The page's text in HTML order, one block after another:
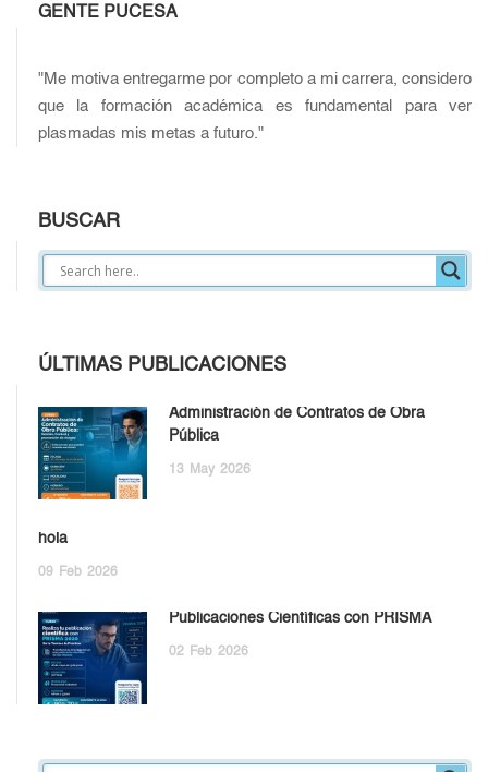
GENTE PUCESA
"Me motiva entregarme por completo a mi carrera, considero
que la formación académica es fundamental para ver
plasmadas mis metas a futuro."
BUSCAR
ÚLTIMAS PUBLICACIONES
Administración de Contratos de Obra
Pública
13 May 2026
hola
09 Feb 2026
Publicaciones Científicas con PRISMA
02 Feb 2026